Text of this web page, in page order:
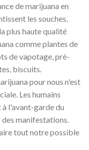
de marijuana en
les souches,
plus haute qualité
comme plantes de
de vapotage, pré-
biscuits.
pour nous n'est
Les humains
l'avant-garde du
manifestations.
tout notre possible